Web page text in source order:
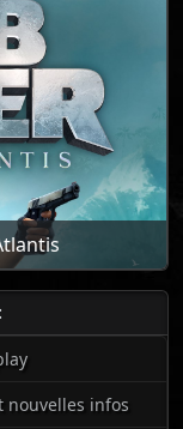
nouvelles infos